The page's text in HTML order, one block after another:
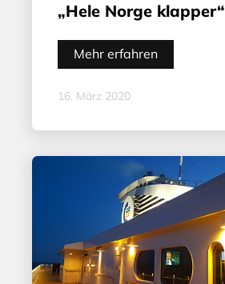
„Hele Norge klapper“
Mehr erfahren
16. März 2020